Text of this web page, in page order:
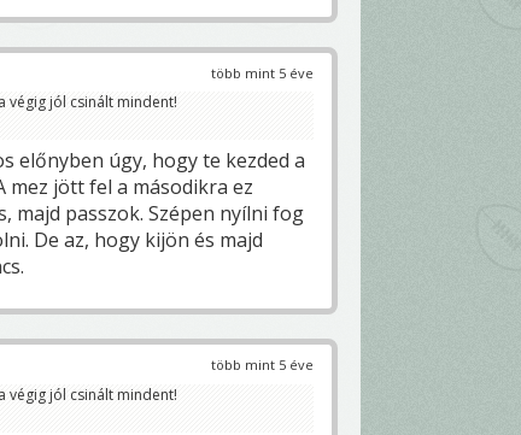
több mint 5 éve
végig jól csinált mindent!
előnyben úgy, hogy te kezded a
mez jött fel a másodikra ez
majd passzok. Szépen nyílni fog
De az, hogy kijön és majd
több mint 5 éve
végig jól csinált mindent!